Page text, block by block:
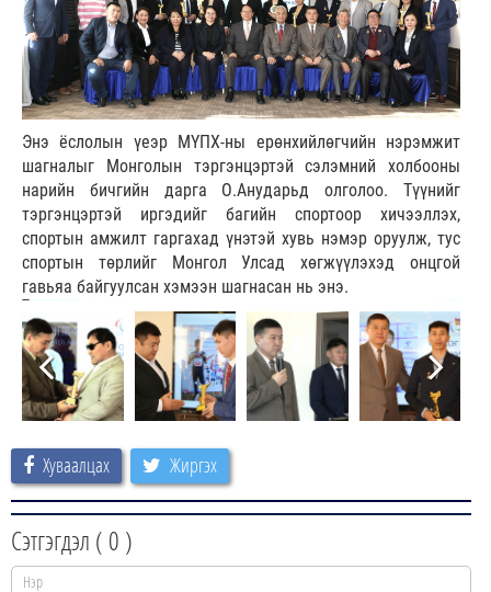
Энэ ёслолын үеэр МҮПХ-ны ерөнхийлөгчийн нэрэмжит
шагналыг Монголын тэргэнцэртэй сэлэмний холбооны
нарийн бичгийн дарга О.Анударьд олголоо. Түүнийг
тэргэнцэртэй иргэдийг багийн спортоор хичээллэх,
спортын амжилт гаргахад үнэтэй хувь нэмэр оруулж, тус
спортын төрлийг Монгол Улсад хөгжүүлэхэд онцгой
гавьяа байгуулсан хэмээн шагнасан нь энэ.
Хуваалцах Жиргэх
Сэтгэгдэл ( 0 )